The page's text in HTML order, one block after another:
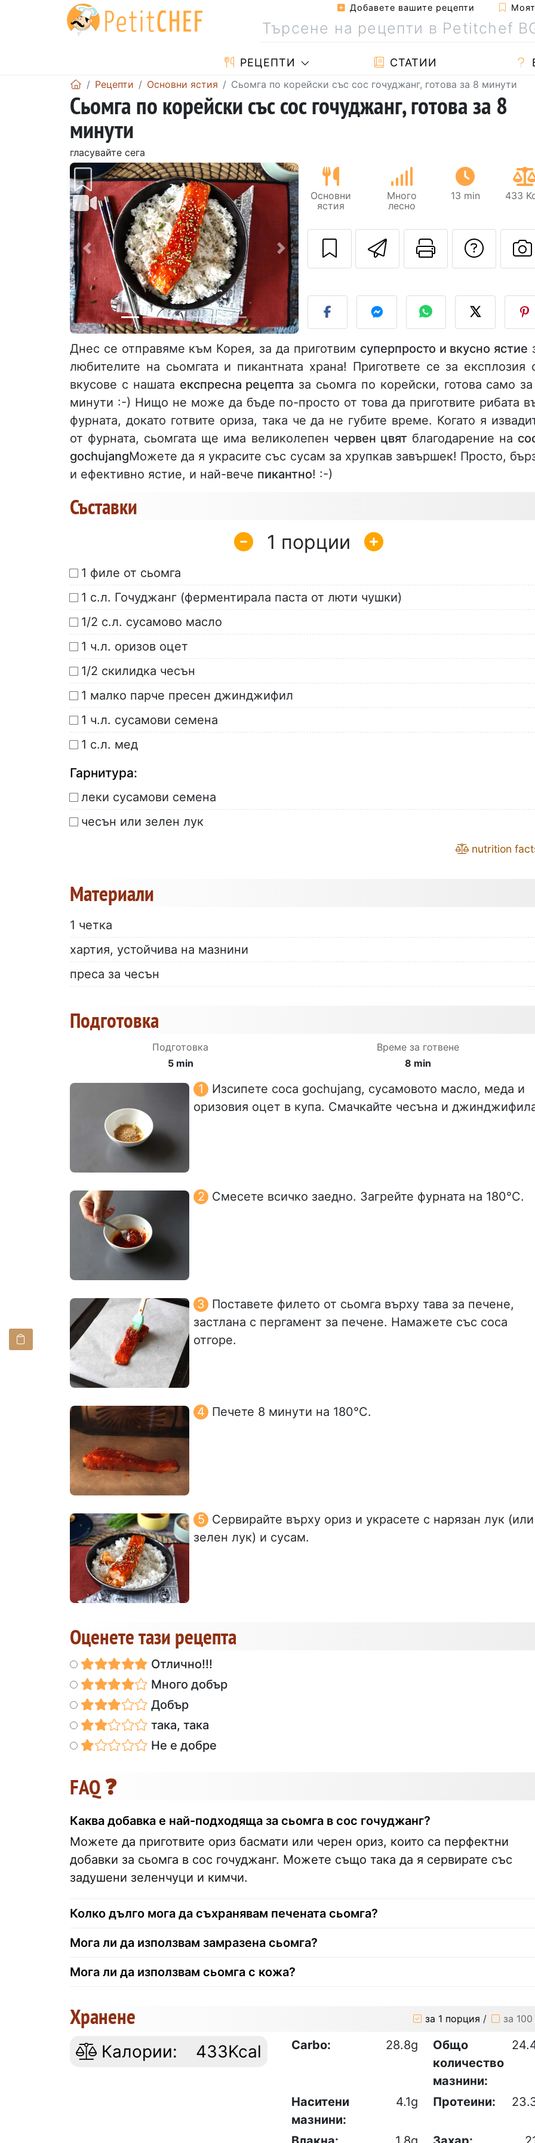
Добавете вашите рецепти
РЕЦЕПТИ СТАТИИ
Рецепти Основни ястия Сьомга по корейски със сос гочуджанг, готова за 8 минути
Сьомга по корейски със сос гочуджанг, готова за 8
минути
гласувайте сега
Предишен Следващ
Основни
ястия
Много
лесно
13 min 433
ИзпратетеДа
Днес се отправяме към Корея, за да приготвим суперпросто и вкусно ястие
любителите на сьомгата и пикантната храна! Пригответе се за експлозия
вкусове с нашата експресна рецепта за сьомга по корейски, готова само
минути :-) Нищо не може да бъде по-просто от това да приготвите рибата
фурната, докато готвите ориза, така че да не губите време. Когато я
от фурната, сьомгата ще има великолепен червен цвят благодарение на
gochujangМожете да я украсите със сусам за хрупкав завършек! Просто,
и ефективно ястие, и най-вече пикантно! :-)
Съставки
1
1 филе от сьомга
1 с.л. Гочуджанг (ферментирала паста от люти чушки)
1/2 с.л. сусамово масло
1 ч.л. оризов оцет
1/2 скилидка чесън
1 малко парче пресен джинджифил
1 ч.л. сусамови семена
1 с.л. мед
Гарнитура:
леки сусамови семена
чесън или зелен лук
nutrition
Материали
1 четка
хартия, устойчива на мазнини
преса за чесън
Подготовка
Подготовка
5 min
Време за готвене
8 min
Изсипете соса gochujang, сусамовото масло, меда и
оризовия оцет в купа. Смачкайте чесъна и
Смесете всичко заедно. Загрейте фурната на 180°C.
Поставете филето от сьомга върху тава за печене,
застлана с пергамент за печене. Намажете със соса
отгоре.
Печете 8 минути на 180°C.
Сервирайте върху ориз и украсете с нарязан лук (или
зелен лук) и сусам.
Оценете тази рецепта
Отлично!!!
Много добър
Добър
така, така
Не е добре
FAQ ❓
Каква добавка е най-подходяща за сьомга в сос гочуджанг?
Можете да приготвите ориз басмати или черен ориз, които са перфектни
добавки за сьомга в сос гочуджанг. Можете също така да я сервирате със
задушени зеленчуци и кимчи.
Колко дълго мога да съхранявам печената сьомга?
Мога ли да използвам замразена сьомга?
Мога ли да използвам сьомга с кожа?
Хранене за 1 порция / за
Калории: 433Kcal Carbo: 28.8g
Общо
количество
мазнини:
Наситени
мазнини:
4.1g Протеини: